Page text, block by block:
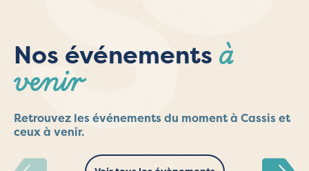
Nos événements à
venir
Retrouvez les événements du moment à Cassis et
ceux à venir.